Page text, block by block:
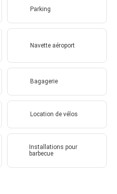
Parking
Navette aéroport
Bagagerie
Location de vélos
Installations pour
barbecue